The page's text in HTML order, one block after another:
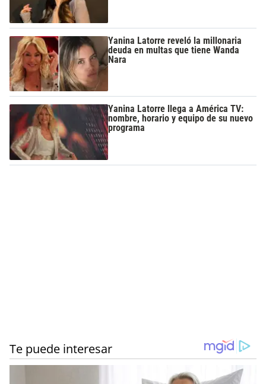
Yanina Latorre reveló la millonaria
deuda en multas que tiene Wanda
Nara
Yanina Latorre llega a América TV:
nombre, horario y equipo de su nuevo
programa